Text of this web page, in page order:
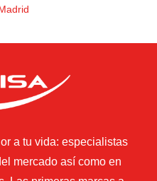
a tu vida: especialistas
mercado así como en